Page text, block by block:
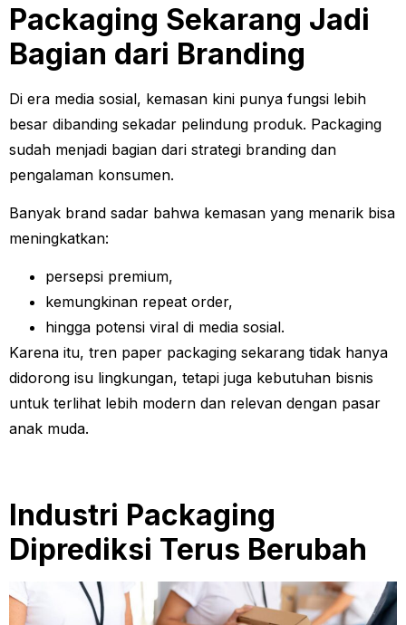
Packaging Sekarang Jadi
Bagian dari Branding
Di era media sosial, kemasan kini punya fungsi lebih
besar dibanding sekadar pelindung produk. Packaging
sudah menjadi bagian dari strategi branding dan
pengalaman konsumen.
Banyak brand sadar bahwa kemasan yang menarik bisa
meningkatkan:
persepsi premium,
kemungkinan repeat order,
hingga potensi viral di media sosial.
Karena itu, tren paper packaging sekarang tidak hanya
didorong isu lingkungan, tetapi juga kebutuhan bisnis
untuk terlihat lebih modern dan relevan dengan pasar
anak muda.
Industri Packaging
Diprediksi Terus Berubah